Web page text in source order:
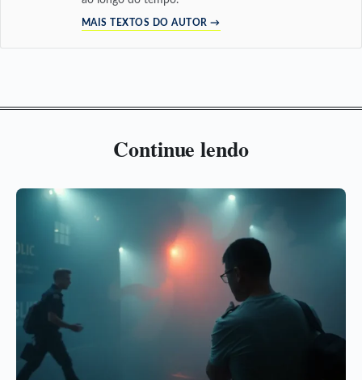
MAIS TEXTOS DO AUTOR →
Continue lendo